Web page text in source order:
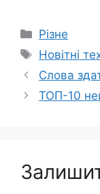
Категорії
Різне
Позначки
Новітні
Слова
ТОП-10